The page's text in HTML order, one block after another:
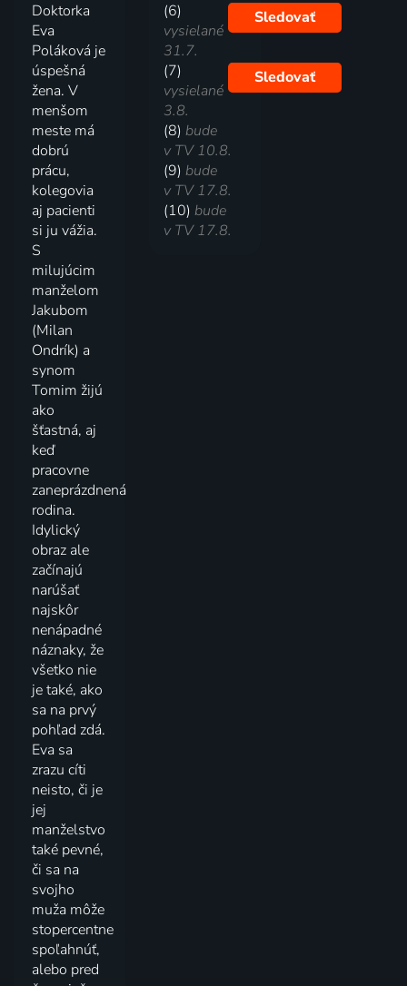
Doktorka
Eva
Poláková je
úspešná
žena. V
menšom
meste má
dobrú
prácu,
kolegovia
aj pacienti
si ju vážia.
S
milujúcim
manželom
Jakubom
(Milan
Ondrík) a
synom
Tomim žijú
ako
šťastná, aj
keď
pracovne
zaneprázdnená
rodina.
Idylický
obraz ale
začínajú
narúšať
najskôr
nenápadné
náznaky, že
všetko nie
je také, ako
sa na prvý
pohľad zdá.
Eva sa
zrazu cíti
neisto, či je
jej
manželstvo
také pevné,
či sa na
svojho
muža môže
stopercentne
spoľahnúť,
alebo pred
(6)
vysielané
31.7.
Sledovať
(7)
vysielané
3.8.
Sledovať
(8)bude
v TV 10.8.
(9)bude
v TV 17.8.
(10)bude
v TV 17.8.